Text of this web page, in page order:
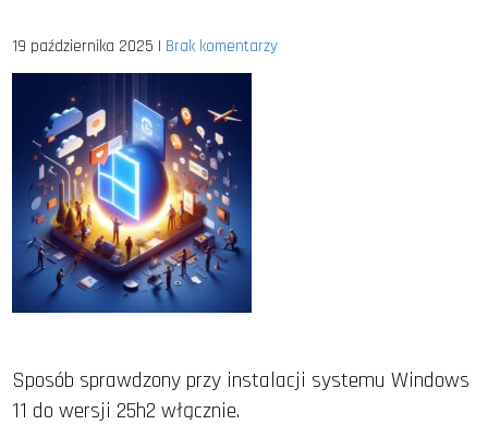
19 października 2025 | Brak komentarzy
Sposób sprawdzony przy instalacji systemu Windows
11 do wersji 25h2 włącznie.